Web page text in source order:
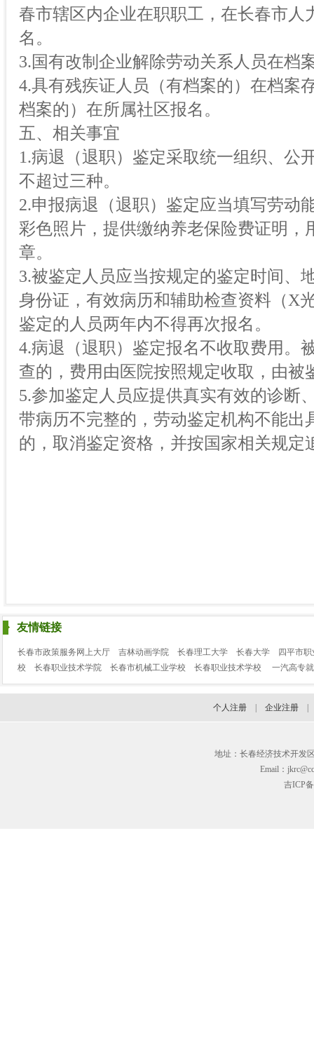
春市辖区内企业在职职工，在长春市
名。
3.国有改制企业解除劳动关系人员在档
4.具有残疾证人员（有档案的）在档案
档案的）在所属社区报名。
五、相关事宜
1.病退（退职）鉴定采取统一组织、公
不超过三种。
2.申报病退（退职）鉴定应当填写劳动
彩色照片，提供缴纳养老保险费证明
章。
3.被鉴定人员应当按规定的鉴定时间、
身份证，有效病历和辅助检查资料（X
鉴定的人员两年内不得再次报名。
4.病退（退职）鉴定报名不收取费用。
查的，费用由医院按照规定收取，由被
5.参加鉴定人员应提供真实有效的诊断
带病历不完整的，劳动鉴定机构不能
的，取消鉴定资格，并按国家相关规定
友情链接
长春市政策服务网上大厅 吉林动画学院 长春理工大学 长春大学
四平市
校
长春职业技术学院 长春市机械工业学校 长春职业技术学校 一汽高专
个人注册 企业注册
地址：长春经济技术开发
Email：
吉ICP